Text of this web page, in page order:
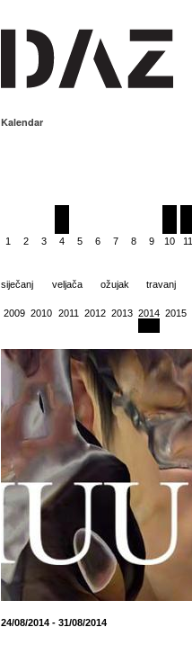
Kalendar
1 2 3 4 5 6 7 8 9 10 11
siječanj veljača ožujak travanj
2009 2010 2011 2012 2013 2014 2015
24/08/2014 - 31/08/2014